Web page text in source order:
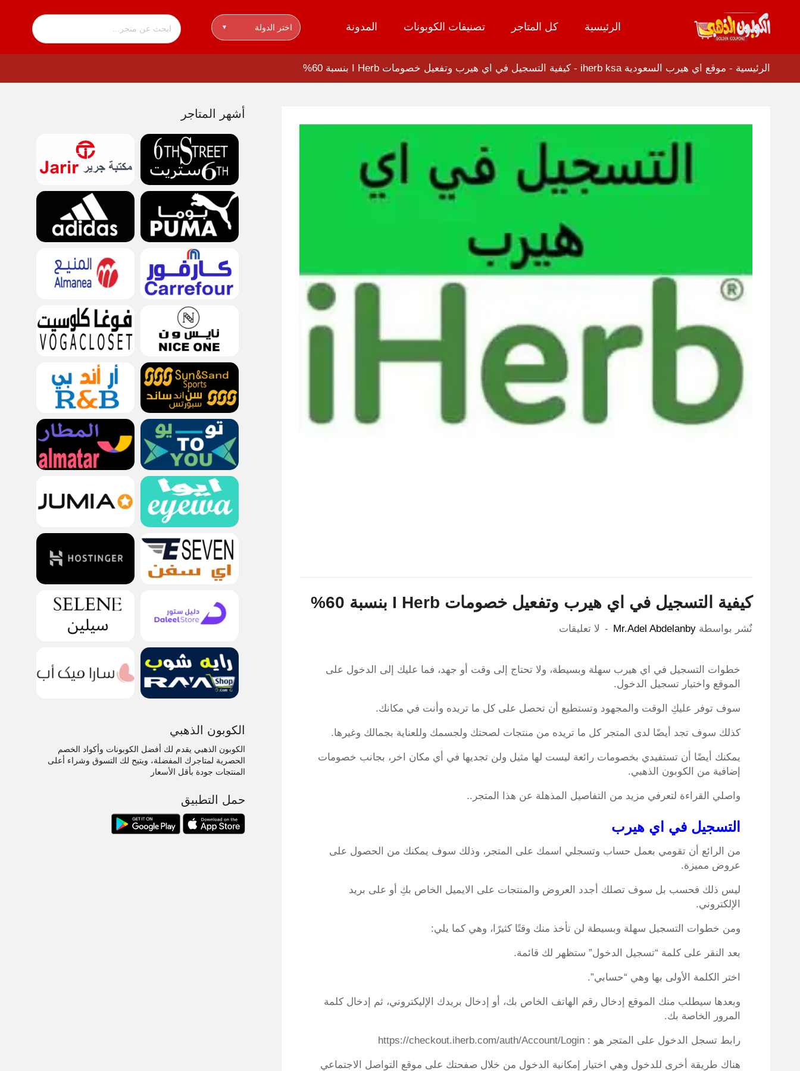
تخطي
المحتوى
الرئيسية كل المتاجر تصنيفات الكوبونات المدونة اختر الدولة ▾
الرئيسية - موقع اي هيرب السعودية iherb ksa - كيفية التسجيل في اي هيرب وتفعيل خصومات I Herb بنسبة 60%
كيفية التسجيل في اي هيرب وتفعيل خصومات I Herb بنسبة 60%
نٌشر بواسطة Mr.Adel Abdelanby لا تعليقات
خطوات التسجيل في اي هيرب سهلة وبسيطة، ولا تحتاج إلى وقت أو جهد، فما عليك إلى الدخول على
الموقع واختيار تسجيل الدخول.
سوف توفر عليكِ الوقت والمجهود وتستطيع أن تحصل على كل ما تريده وأنت في مكانك.
كذلك سوف تجد أيضًا لدى المتجر كل ما تريده من منتجات لصحتك ولجسمك وللعناية بجمالك وغيرها.
يمكنك أيضًا أن تستفيدي بخصومات رائعة ليست لها مثيل ولن تجديها في أي مكان اخر، بجانب خصومات
إضافية من الكوبون الذهبي.
واصلي القراءة لتعرفي مزيد من التفاصيل المذهلة عن هذا المتجر..
التسجيل في اي هيرب
من الرائع أن تقومي بعمل حساب وتسجلي اسمك على المتجر، وذلك سوف يمكنك من الحصول على
عروض مميزة.
ليس ذلك فحسب بل سوف تصلك أجدد العروض والمنتجات على الايميل الخاص بكِ أو على بريد
الإلكتروني.
ومن خطوات التسجيل سهلة وبسيطة لن تأخذ منك وقتًا كثيرًا، وهي كما يلي:
بعد النقر على كلمة “تسجيل الدخول” ستظهر لك قائمة.
اختر الكلمة الأولى بها وهي “حسابي”.
وبعدها سيطلب منك الموقع إدخال رقم الهاتف الخاص بك، أو إدخال بريدك الإليكتروني، ثم إدخال كلمة
المرور الخاصة بك.
رابط تسجل الدخول على المتجر هو : https://checkout.iherb.com/auth/Account/Login
هناك طريقة أخرى للدخول وهي اختيار إمكانية الدخول من خلال صفحتك على موقع التواصل الاجتماعي
أشهر المتاجر
الكوبون الذهبي
الكوبون الذهبي يقدم لك أفضل الكوبونات وأكواد الخصم
الحصرية لمتاجرك المفضلة، ويتيح لك التسوق وشراء أعلى
المنتجات جودة بأقل الأسعار
حمل التطبيق